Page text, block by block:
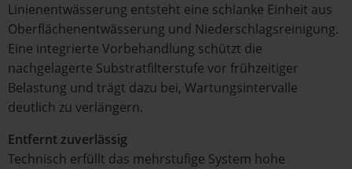
Linienentwässerung entsteht eine schlanke Einheit aus
Oberflächenentwässerung und Niederschlagsreinigung.
Eine integrierte Vorbehandlung schützt die
nachgelagerte Substratfilterstufe vor frühzeitiger
Belastung und trägt dazu bei, Wartungsintervalle
deutlich zu verlängern.
Entfernt zuverlässig
Technisch erfüllt das mehrstufige System hohe